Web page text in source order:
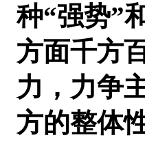
种“强势”
方面千方
力，力争
方的整体